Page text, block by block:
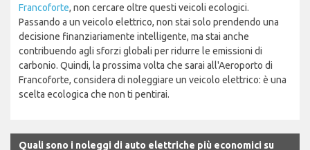
Francoforte, non cercare oltre questi veicoli ecologici.
Passando a un veicolo elettrico, non stai solo prendendo una
decisione finanziariamente intelligente, ma stai anche
contribuendo agli sforzi globali per ridurre le emissioni di
carbonio. Quindi, la prossima volta che sarai all'Aeroporto di
Francoforte, considera di noleggiare un veicolo elettrico: è una
scelta ecologica che non ti pentirai.
Quali sono i noleggi di auto elettriche più economici su